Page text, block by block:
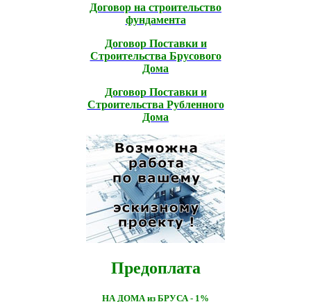
Договор на строительство
фундамента
Договор Поставки и
Строительcтва Брусового
Дома
Договор Поставки и
Строительcтва Рубленного
Дома
Предоплата
НА ДОМА из БРУСА - 1%